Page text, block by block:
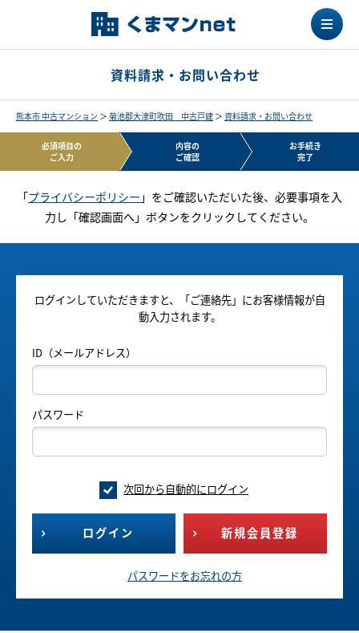
資料請求・お問い合わせ
熊本市 中古マンション ＞ 菊池郡大津町吹田 中古戸建 ＞ 資料請求・お問い合わせ
必須項目の
ご入力
内容の
ご確認
お手続き
完了
「プライバシーポリシー 」をご確認いただいた後、必要事項を入
力し「確認画面へ」ボタンをクリックしてください。
ログインしていただきますと、「ご連絡先」にお客様情報が自
動入力されます。
ID（メールアドレス）
パスワード
次回から自動的にログイン
ログイン 新規会員登録
パスワードをお忘れの方